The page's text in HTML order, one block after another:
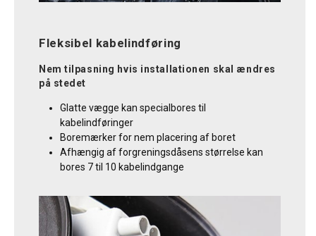
Fleksibel kabelindføring
Nem tilpasning hvis installationen skal ændres
på stedet
Glatte vægge kan specialbores til
kabelindføringer
Boremærker for nem placering af boret
Afhængig af forgreningsdåsens størrelse kan
bores 7 til 10 kabelindgange